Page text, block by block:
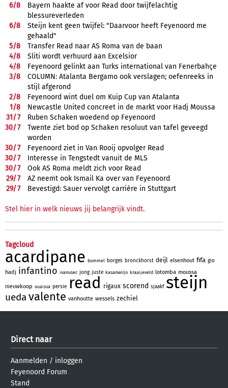
6/8
Bayern haakte af voor Read door twijfelachtig
blessureverleden
6/8
Steijn kent geen twijfel: "Daarvoor heeft Feyenoord me
gehaald"
5/8
Transfer Read naar AS Roma van de baan
4/8
Sliti wordt verhuurd aan Excelsior
4/8
Feyenoord gelinkt aan Turks international van Fenerbahçe
3/8
COLUMN: Atalanta Bergamo ook verslagen; oefenreeks in
stijl afgerond
2/8
Feyenoord wint duel om Kuip Cup van Atalanta
1/8
Newcastle United concreet in de markt voor Hadj Moussa
31/7
Ruben Schaken woedend op Feyenoord
30/7
Twente ziet bod op Schaken resoluut van tafel geveegd
worden
30/7
Feyenoord ziet in Van Rooij opvolger Read
30/7
Interesse in Tengstedt vanuit de MLS
30/7
Ook AS Roma meldt zich voor Read
29/7
AZ neemt ook Ismail Ka over van Feyenoord
29/7 Bevestigd: Sauer vervolgt carrière in Stuttgart
Stel hier in welk nieuws jij belangrijk vindt.
Tagcloud
acardipane bommel borges bronckhorst deijl elsenhout fifa gio
hadj infantino ivanusec jong juste kasanwirjo kraaijeveld lotomba moussa
nieuwkoop ouaissa persie read rigaux scorend sjaakf steijn
uedavalente vanhoutte wessels zechiel
Direct naar
Aanmelden / inloggen
Feyenoord Forum
Stand